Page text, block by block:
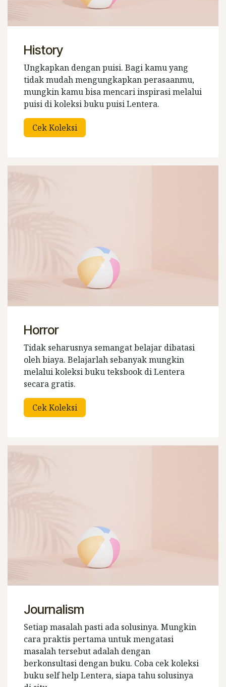
History
Ungkapkan dengan puisi. Bagi kamu yang
tidak mudah mengungkapkan perasaanmu,
mungkin kamu bisa mencari inspirasi melalui
puisi di koleksi buku puisi Lentera.
Cek Koleksi
Horror
Tidak seharusnya semangat belajar dibatasi
oleh biaya. Belajarlah sebanyak mungkin
melalui koleksi buku teksbook di Lentera
secara gratis.
Cek Koleksi
Journalism
Setiap masalah pasti ada solusinya. Mungkin
cara praktis pertama untuk mengatasi
masalah tersebut adalah dengan
berkonsultasi dengan buku. Coba cek koleksi
buku self help Lentera, siapa tahu solusinya